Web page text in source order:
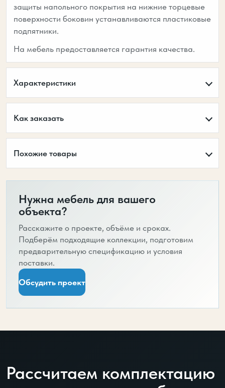
защиты напольного покрытия на нижние торцевые
поверхности боковин устанавливаются пластиковые
подпятники.
На мебель предоставляется гарантия качества.
Характеристики
Как заказать
Похожие товары
Нужна мебель для вашего
объекта?
Расскажите о проекте, объёме и сроках.
Подберём подходящие коллекции, подготовим
предварительную спецификацию и условия
поставки.
Обсудить проект
Рассчитаем комплектацию